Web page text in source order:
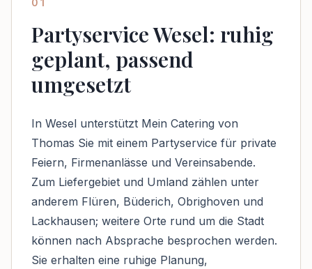
Partyservice Wesel: ruhig
geplant, passend
umgesetzt
In Wesel unterstützt Mein Catering von
Thomas Sie mit einem Partyservice für private
Feiern, Firmenanlässe und Vereinsabende.
Zum Liefergebiet und Umland zählen unter
anderem Flüren, Büderich, Obrighoven und
Lackhausen; weitere Orte rund um die Stadt
können nach Absprache besprochen werden.
Sie erhalten eine ruhige Planung,